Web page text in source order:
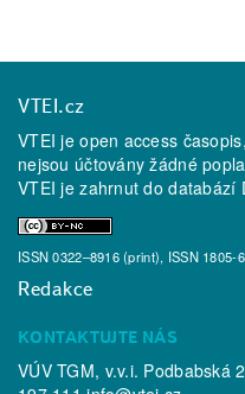
VTEI.cz
VTEI je open access
nejsou účtovány žádné
VTEI je zahrnut do databází
ISSN 0322–8916 (print), ISSN 1805-
Redakce
KONTAKTUJTE NÁS
VÚV TGM, v.v.i. Podbabská